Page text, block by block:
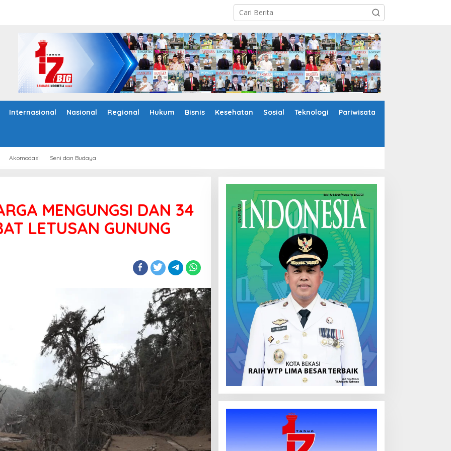
Internasional Nasional Regional Hukum Bisnis Kesehatan Sosial Teknologi Pariwisata
Akomodasi Seni dan Budaya
MENGUNGSI DAN 34
LETUSAN GUNUNG